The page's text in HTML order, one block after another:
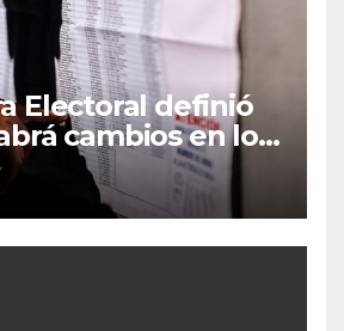
Electoral definió
cambios en los
votación en La